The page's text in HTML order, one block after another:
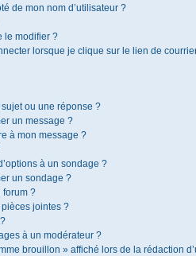
de mon nom d’utilisateur ?
le modifier ?
lorsque je clique sur le lien de
ou une réponse ?
un message ?
à mon message ?
à un sondage ?
un sondage ?
forum ?
jointes ?
à un modérateur ?
brouillon » affiché lors de la rédaction